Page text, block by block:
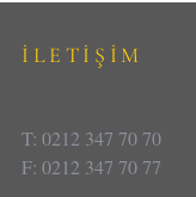
İLETİŞİM
T: 0212 347 70 70
F: 0212 347 70 77